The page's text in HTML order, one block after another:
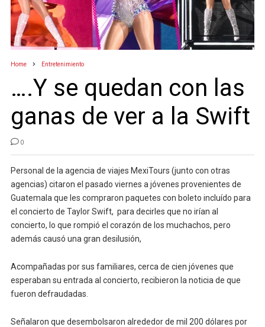
Home Entretenimiento
….Y se quedan con las
ganas de ver a la Swift
0
Personal de la agencia de viajes MexiTours (junto con otras
agencias) citaron el pasado viernes a jóvenes provenientes de
Guatemala que les compraron paquetes con boleto incluído para
el concierto de Taylor Swift, para decirles que no irían al
concierto, lo que rompió el corazón de los muchachos, pero
además causó una gran desilusión,
Acompañadas por sus familiares, cerca de cien jóvenes que
esperaban su entrada al concierto, recibieron la noticia de que
fueron defraudadas.
Señalaron que desembolsaron alrededor de mil 200 dólares por